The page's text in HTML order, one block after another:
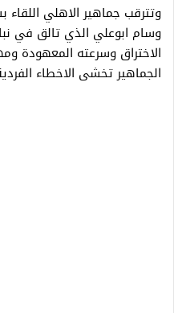
وتترقب جماهير الاهلي
وسام ابوعلي الذي تالق في
الاختراق وسرعته المعهودة
الجماهير تخشى الاخطاء